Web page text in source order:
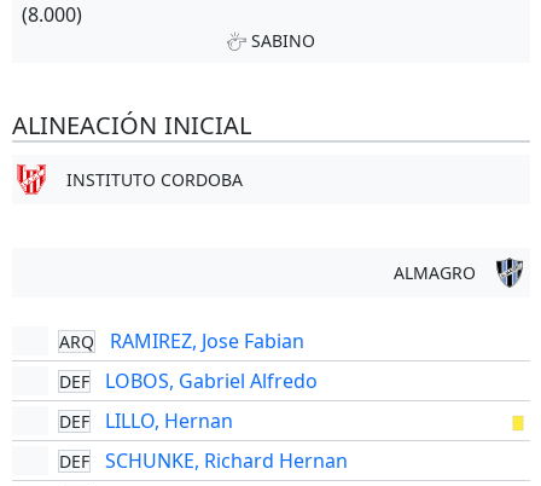
(8.000)
SABINO
ALINEACIÓN INICIAL
INSTITUTO CORDOBA
ALMAGRO
ARQ RAMIREZ, Jose Fabian
DEF LOBOS, Gabriel Alfredo
DEF LILLO, Hernan
DEF SCHUNKE, Richard Hernan